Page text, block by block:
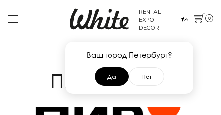
RENTAL
EXPO
DECOR
Ваш город Петербург?
Да Нет
0
26 ОКТЯБРЯ 2026
ПИР ЭКСПО